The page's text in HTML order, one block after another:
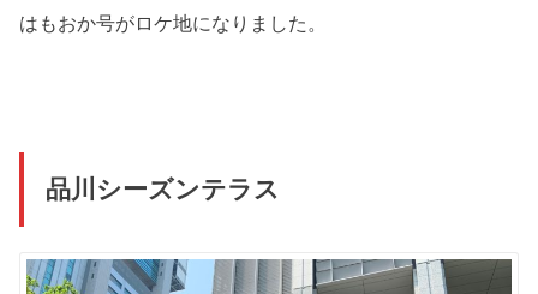
はもおか号がロケ地になりました。
品川シーズンテラス